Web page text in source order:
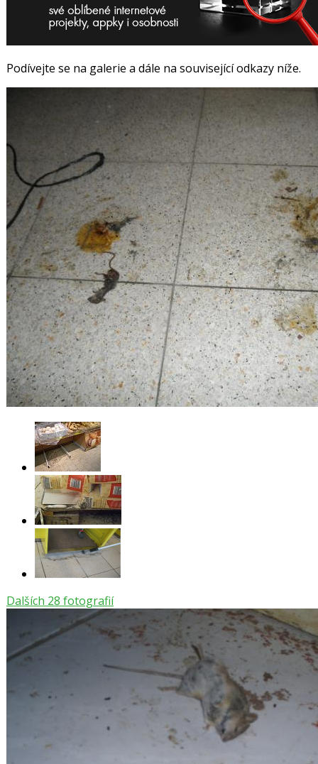
Podívejte se na galerie a dále na související odkazy níže.
Dalších 28 fotografií